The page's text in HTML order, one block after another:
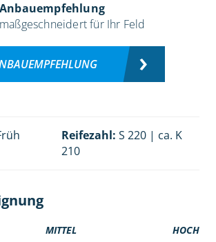
Anbauempfehlung
maßgeschneidert für Ihr Feld
Reifezahl: S 220 | ca. K
210
MITTEL HOCH